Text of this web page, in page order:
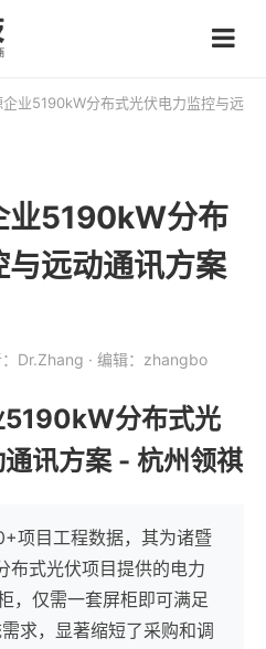
业5190kW分布式光伏电力监控与远
业5190kW分布
远动通讯方案
：Dr.Zhang · 编辑：zhangbo
5190kW分布式光
讯方案 - 杭州领祺
项目工程数据，其为诸暨
布式光伏项目提供的电力
，仅需一套屏柜即可满足
求，显著缩短了采购和调